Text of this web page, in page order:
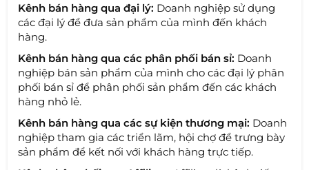
Kênh bán hàng qua đại lý: Doanh nghiệp sử dụng
các đại lý để đưa sản phẩm của mình đến khách
hàng.
Kênh bán hàng qua các phân phối bán sỉ: Doanh
nghiệp bán sản phẩm của mình cho các đại lý phân
phối bán sỉ để phân phối sản phẩm đến các khách
hàng nhỏ lẻ.
Kênh bán hàng qua các sự kiện thương mại: Doanh
nghiệp tham gia các triển lãm, hội chợ để trưng bày
sản phẩm để kết nối với khách hàng trực tiếp.